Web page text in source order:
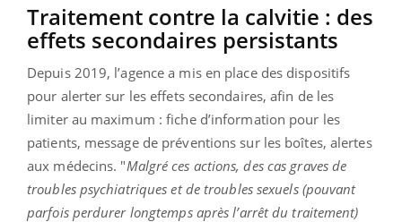
Traitement contre la calvitie : des
effets secondaires persistants
Depuis 2019, l’agence a mis en place des dispositifs
pour alerter sur les effets secondaires, afin de les
limiter au maximum : fiche d’information pour les
patients, message de préventions sur les boîtes, alertes
aux médecins. "Malgré ces actions, des cas graves de
troubles psychiatriques et de troubles sexuels (pouvant
parfois perdurer longtemps après l’arrêt du traitement)